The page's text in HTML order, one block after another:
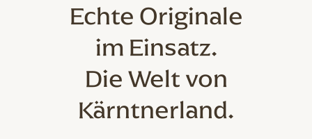
Echte Originale
im Einsatz.
Die Welt von
Kärntnerland.